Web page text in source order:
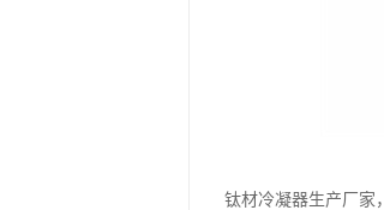
钛材冷凝器生产厂家